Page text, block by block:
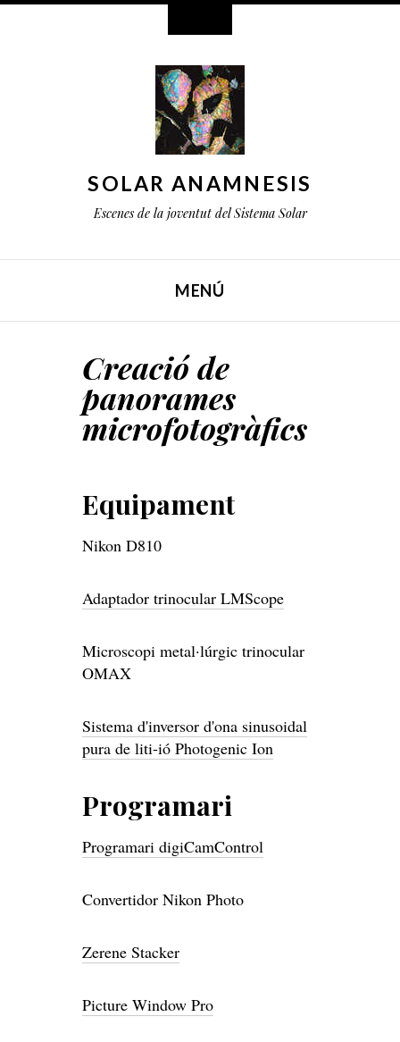
SOLAR ANAMNESIS
Escenes de la joventut del Sistema Solar
MENÚ
Creació de
panorames
microfotogràfics
Equipament
Nikon D810
Adaptador trinocular LMScope
Microscopi metal·lúrgic trinocular
OMAX
Sistema d'inversor d'ona sinusoidal
pura de liti-ió Photogenic Ion
Programari
Programari digiCamControl
Convertidor Nikon Photo
Zerene Stacker
Picture Window Pro